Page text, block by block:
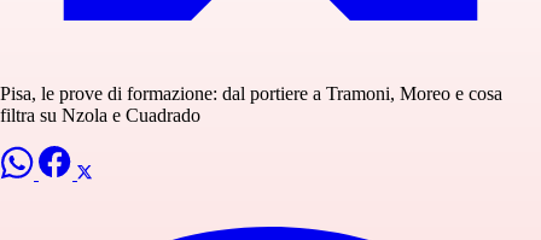
Pisa, le prove di formazione: dal portiere a Tramoni, Moreo e cosa
filtra su Nzola e Cuadrado